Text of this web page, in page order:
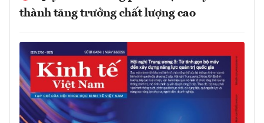
thành tăng trưởng chất lượng cao